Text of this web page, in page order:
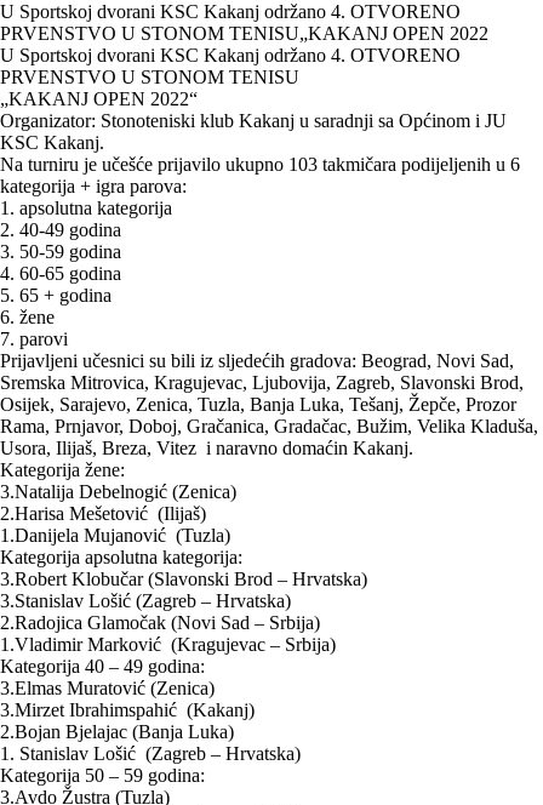
U Sportskoj dvorani KSC Kakanj održano 4. OTVORENO
PRVENSTVO U STONOM TENISU„KAKANJ OPEN 2022
U Sportskoj dvorani KSC Kakanj održano 4. OTVORENO
PRVENSTVO U STONOM TENISU
„KAKANJ OPEN 2022“
Organizator: Stonoteniski klub Kakanj u saradnji sa Općinom i JU
KSC Kakanj.
Na turniru je učešće prijavilo ukupno 103 takmičara podijeljenih u 6
kategorija + igra parova:
1. apsolutna kategorija
2. 40-49 godina
3. 50-59 godina
4. 60-65 godina
5. 65 + godina
6. žene
7. parovi
Prijavljeni učesnici su bili iz sljedećih gradova: Beograd, Novi Sad,
Sremska Mitrovica, Kragujevac, Ljubovija, Zagreb, Slavonski Brod,
Osijek, Sarajevo, Zenica, Tuzla, Banja Luka, Tešanj, Žepče, Prozor
Rama, Prnjavor, Doboj, Gračanica, Gradačac, Bužim, Velika Kladuša,
Usora, Ilijaš, Breza, Vitez i naravno domaćin Kakanj.
Kategorija žene:
3.Natalija Debelnogić (Zenica)
2.Harisa Mešetović (Ilijaš)
1.Danijela Mujanović (Tuzla)
Kategorija apsolutna kategorija:
3.Robert Klobučar (Slavonski Brod – Hrvatska)
3.Stanislav Lošić (Zagreb – Hrvatska)
2.Radojica Glamočak (Novi Sad – Srbija)
1.Vladimir Marković (Kragujevac – Srbija)
Kategorija 40 – 49 godina:
3.Elmas Muratović (Zenica)
3.Mirzet Ibrahimspahić (Kakanj)
2.Bojan Bjelajac (Banja Luka)
1. Stanislav Lošić (Zagreb – Hrvatska)
Kategorija 50 – 59 godina:
3.Avdo Žustra (Tuzla)